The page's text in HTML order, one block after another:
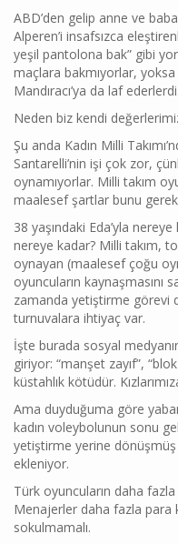
ABD’den gelip anne ve
Alperen’i insafsızca
yeşil pantolona bak” gibi
maçlara bakmıyorlar,
Mandıracı’ya da laf ederlerdi.
Neden biz kendi
Şu anda Kadın Milli
Santarelli’nin işi çok zor,
oynamıyorlar. Milli takım
maalesef şartlar bunu
38 yaşındaki Eda’yla
nereye kadar? Milli takım,
oynayan (maalesef çoğu
oyuncuların kaynaşmasını
zamanda yetiştirme görevi
turnuvalara ihtiyaç var.
İşte burada sosyal
giriyor: “manşet zayıf”,
küstahlık kötüdür.
Ama duyduğuma göre
kadın voleybolunun sonu
yetiştirme yerine
ekleniyor.
Türk oyuncuların daha fazla
Menajerler daha fazla para
sokulmamalı.